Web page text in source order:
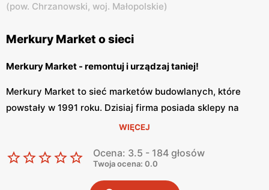
(pow. Chrzanowski, woj. Małopolskie)
Merkury Market o sieci
Merkury Market - remontuj i urządzaj taniej!
Merkury Market to sieć marketów budowlanych, które
powstały w 1991 roku. Dzisiaj firma posiada sklepy na
terenie całego kraju. Merkury Market jest szybko
szeroki wybór w konkurencyjnych cenach oraz materiały
WIĘCEJ
Ocena: 3.5 - 184 głosów
Twoja ocena: 0.0